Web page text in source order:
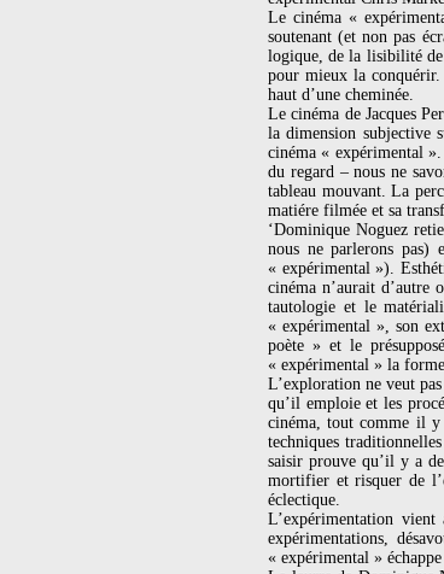
Le cinéma «
soutenant (et non pas
logique, de la lisibilité de
pour mieux la conquérir.
haut d’une cheminée.
Le cinéma de Jacques
la dimension subjective
cinéma « expérimental
du regard – nous ne
tableau mouvant. La
matiére filmée et sa
‘Dominique Noguez
nous ne parlerons pas)
« expérimental »).
cinéma n’aurait
tautologie et le
« expérimental », son
poète » et le
« expérimental » la
L’exploration ne veut
qu’il emploie et les
cinéma, tout comme il y
techniques
saisir prouve qu’il y a
mortifier et risquer de
éclectique.
L’expérimentation
expérimentations,
« expérimental »